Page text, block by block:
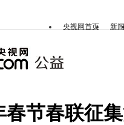
央视网首页 新闻
春节春联征